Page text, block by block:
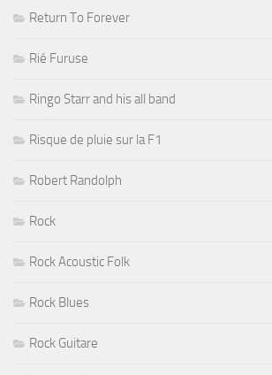
Return To Forever
Rié Furuse
Ringo Starr and his all band
Risque de pluie sur la F1
Robert Randolph
Rock
Rock Acoustic Folk
Rock Blues
Rock Guitare